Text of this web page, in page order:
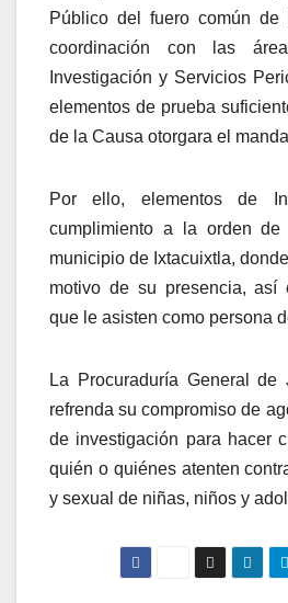
Público del fuero común
coordinación con las
Investigación y Servicios
elementos de prueba
de la Causa otorgara el
Por ello, elementos de
cumplimiento a la orden de
municipio de Ixtacuixtla,
motivo de su presencia, así
que le asisten como persona
La Procuraduría General de
refrenda su compromiso de
de investigación para hacer
quién o quiénes atenten
y sexual de niñas, niños y